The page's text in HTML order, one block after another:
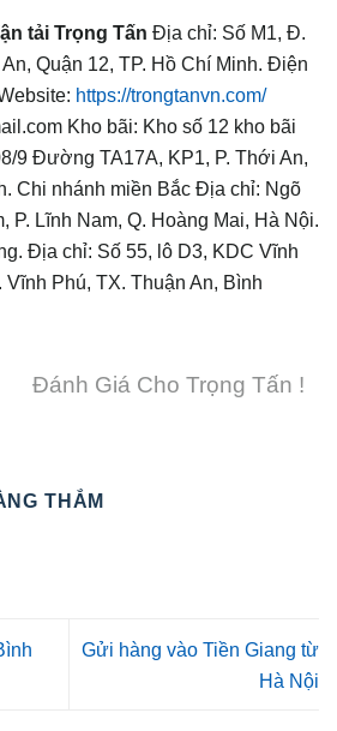
tải Trọng Tấn Địa chỉ: Số M1, Đ.
Quận 12, TP. Hồ Chí Minh. Điện
https://trongtanvn.com/
Kho bãi: Kho số 12 kho bãi
9 Đường TA17A, KP1, P. Thới An,
Chi nhánh miền Bắc Địa chỉ: Ngõ
Lĩnh Nam, Q. Hoàng Mai, Hà Nội.
Địa chỉ: Số 55, lô D3, KDC Vĩnh
Vĩnh Phú, TX. Thuận An, Bình
Đánh Giá Cho Trọng Tấn !
THẮM
Gửi hàng vào Tiền Giang từ
Hà Nội